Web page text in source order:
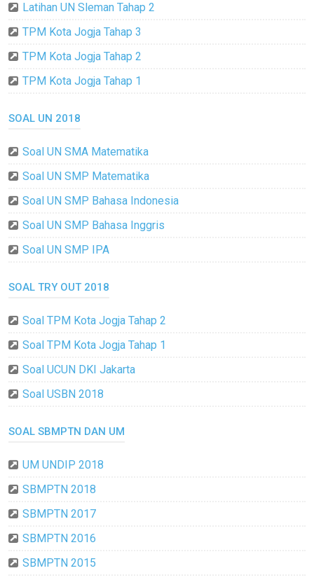
Latihan UN Sleman Tahap 2
TPM Kota Jogja Tahap 3
TPM Kota Jogja Tahap 2
TPM Kota Jogja Tahap 1
SOAL UN 2018
Soal UN SMA Matematika
Soal UN SMP Matematika
Soal UN SMP Bahasa Indonesia
Soal UN SMP Bahasa Inggris
Soal UN SMP IPA
SOAL TRY OUT 2018
Soal TPM Kota Jogja Tahap 2
Soal TPM Kota Jogja Tahap 1
Soal UCUN DKI Jakarta
Soal USBN 2018
SOAL SBMPTN DAN UM
UM UNDIP 2018
SBMPTN 2018
SBMPTN 2017
SBMPTN 2016
SBMPTN 2015